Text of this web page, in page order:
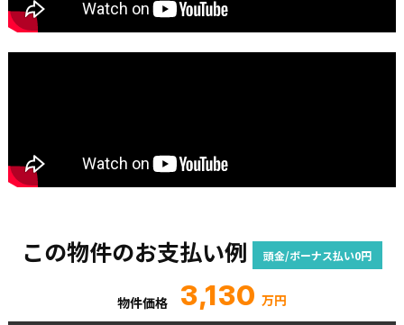
この物件のお支払い例 頭金/ボーナス払い0円
物件価格 3,130 万円